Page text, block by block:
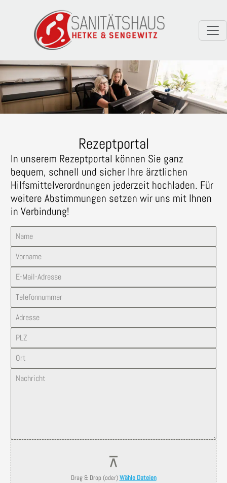
Rezeptportal
In unserem Rezeptportal können Sie ganz
bequem, schnell und sicher Ihre ärztlichen
Hilfsmittelverordnungen jederzeit hochladen. Für
weitere Abstimmungen setzen wir uns mit Ihnen
in Verbindung!
Drag & Drop (oder)Wähle Dateien